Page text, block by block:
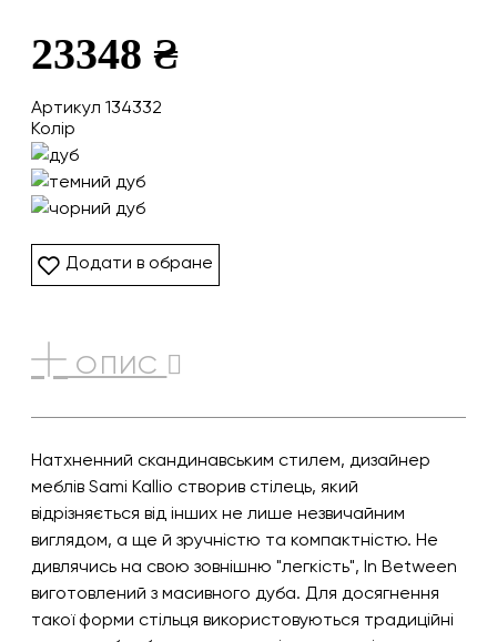
23348 ₴
Артикул 134332
Колір
Додати в обране
ОПИС
Натхненний скандинавським стилем, дизайнер
меблів Sami Kallio створив стілець, який
відрізняється від інших не лише незвичайним
виглядом, а ще й зручністю та компактністю. Не
дивлячись на свою зовнішню "легкість", In Between
виготовлений з масивного дуба. Для досягнення
такої форми стільця використовуються традиційні